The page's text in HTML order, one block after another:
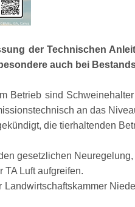
der Technischen
auch bei
Betrieb sind
an das
die tierhaltenden
gesetzlichen
TA Luft aufgreifen.
Landwirtschaftskammer